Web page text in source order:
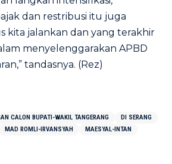
dan restribusi itu juga
kita jalankan dan yang terakhir
menyelenggarakan APBD
tandasnya. (Rez)
CALON BUPATI-WAKIL TANGERANG
DI SERANG
MAD ROMLI-IRVANSYAH
MAESYAL-INTAN